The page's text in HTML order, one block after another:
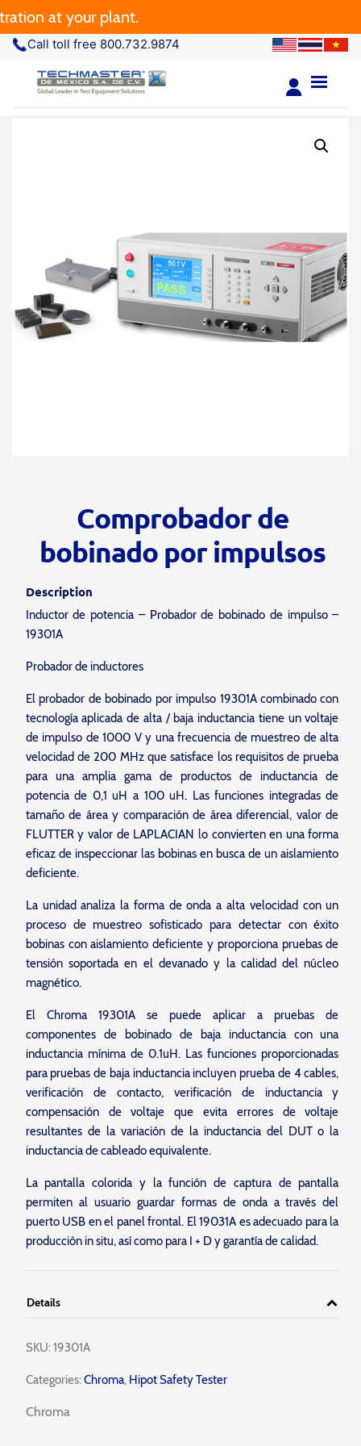
at your plant.
Call toll free 800.732.9874
Comprobador de
bobinado por impulsos
Description
Inductor de potencia – Probador de bobinado de impulso –
19301A
Probador de inductores
El probador de bobinado por impulso 19301A combinado con
tecnología aplicada de alta / baja inductancia tiene un voltaje
de impulso de 1000 V y una frecuencia de muestreo de alta
velocidad de 200 MHz que satisface los requisitos de prueba
para una amplia gama de productos de inductancia de
potencia de 0,1 uH a 100 uH. Las funciones integradas de
tamaño de área y comparación de área diferencial, valor de
FLUTTER y valor de LAPLACIAN lo convierten en una forma
eficaz de inspeccionar las bobinas en busca de un aislamiento
deficiente.
La unidad analiza la forma de onda a alta velocidad con un
proceso de muestreo sofisticado para detectar con éxito
bobinas con aislamiento deficiente y proporciona pruebas de
tensión soportada en el devanado y la calidad del núcleo
magnético.
El Chroma 19301A se puede aplicar a pruebas de
componentes de bobinado de baja inductancia con una
inductancia mínima de 0.1uH. Las funciones proporcionadas
para pruebas de baja inductancia incluyen prueba de 4 cables,
verificación de contacto, verificación de inductancia y
compensación de voltaje que evita errores de voltaje
resultantes de la variación de la inductancia del DUT o la
inductancia de cableado equivalente.
La pantalla colorida y la función de captura de pantalla
permiten al usuario guardar formas de onda a través del
puerto USB en el panel frontal. El 19031A es adecuado para la
producción in situ, así como para I + D y garantía de calidad.
Details
SKU:19301A
Categories:Chroma, Hipot Safety Tester
Chroma